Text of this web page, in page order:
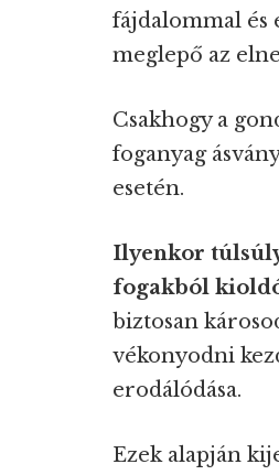
fájdalommal és
meglepő az
Csakhogy a
foganyag
esetén.
Ilyenkor
fogakból
biztosan
vékonyodni
erodálódása.
Ezek alapján